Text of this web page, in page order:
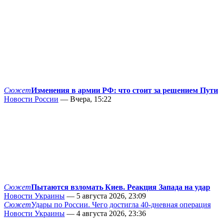
СюжетИзменения в армии РФ: что стоит за решением
Новости России — Вчера, 15:22
СюжетПытаются взломать Киев. Реакция Запада на удар
Новости Украины — 5 августа 2026, 23:09
СюжетУдары по России. Чего достигла 40-дневная операция
Новости Украины — 4 августа 2026, 23:36